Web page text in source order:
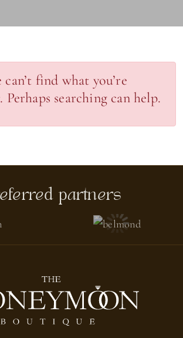
can’t find what you’re
searching can help.
partners